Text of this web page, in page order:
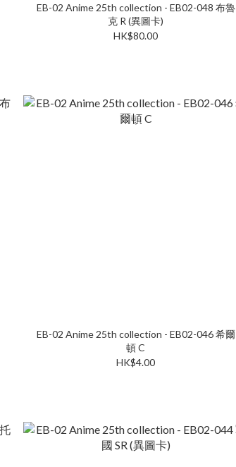
EB-02 Anime 25th collection - EB02-048 布魯
克 R (異圖卡)
HK$80.00
EB-02 Anime 25th collection - EB02-046 希爾
頓 C
HK$4.00